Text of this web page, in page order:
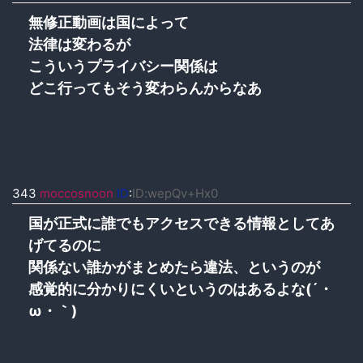
無修正動画は国によって
法律は変わるが
こういうプライバシー関係は
どこ行ってもそう変わらんからなあ
343 moccosnoon ID:ID:wepQv+Hx0
国が正式に誰でもアクセスできる情報としてあ
げてるのに
関係ない誰かがまとめたら違法、というのが
感覚的に分かりにくいというのはあるよな(´・
ω・｀)